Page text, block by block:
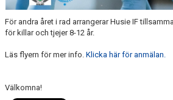
För andra året i rad arrangerar Husie IF
för killar och tjejer 8-12 år.
Läs flyern för mer info. Klicka här för anmälan.
Välkomna!